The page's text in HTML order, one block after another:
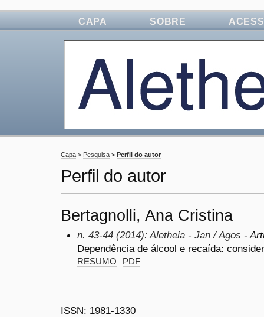
CAPA SOBRE
Capa > Pesquisa > Perfil do autor
Perfil do autor
Bertagnolli, Ana Cristina
n. 43-44 (2014): Aletheia - Jan / Agos -
Dependência de álcool e recaída:
RESUMO PDF
ISSN: 1981-1330